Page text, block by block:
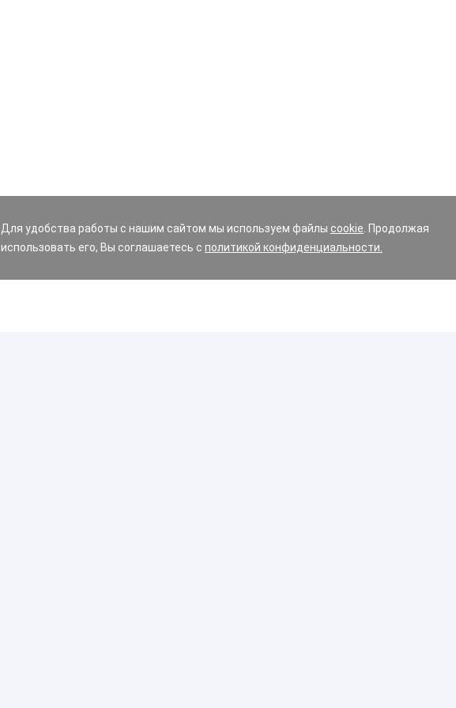
Для удобства работы с нашим сайтом мы используем файлы cookie . Продолжая
использовать его, Вы соглашаетесь с политикой конфиденциальности.